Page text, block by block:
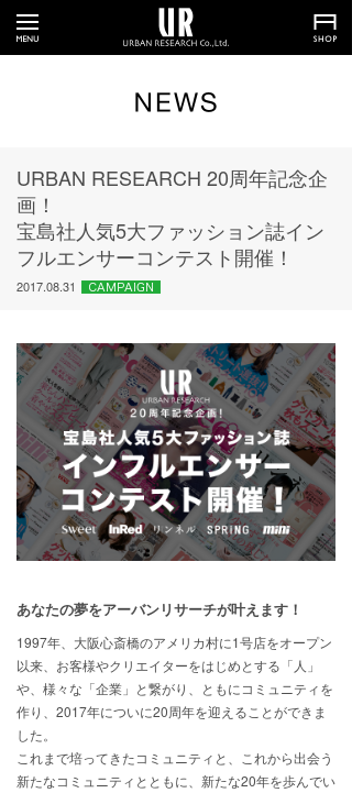
URBAN RESEARCH 20周年記念企
画！
宝島社人気5大ファッション誌イン
フルエンサーコンテスト開催！
2017.08.31
あなたの夢をアーバンリサーチが叶えます！
1997年、大阪心斎橋のアメリカ村に1号店をオープン
以来、お客様やクリエイターをはじめとする「人」
や、様々な「企業」と繋がり、ともにコミュニティを
作り、2017年についに20周年を迎えることができま
した。
これまで培ってきたコミュニティと、これから出会う
新たなコミュニティとともに、新たな20年を歩んでい